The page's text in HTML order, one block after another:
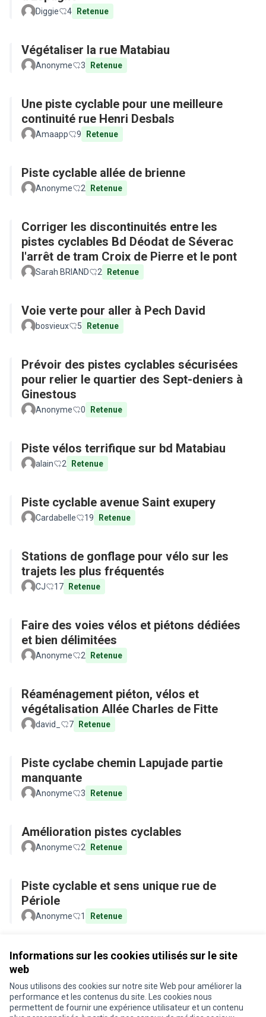
Informations sur les cookies utilisés sur le site
web
Nous utilisons des cookies sur notre site Web pour améliorer la
performance et les contenus du site. Les cookies nous
permettent de fournir une expérience utilisateur et un contenu
Diggie 4 Retenue
Végétaliser la rue Matabiau
Anonyme 3 Retenue
Une piste cyclable pour une meilleure
continuité rue Henri Desbals
Amaapp 9 Retenue
Piste cyclable allée de brienne
Anonyme 2 Retenue
Corriger les discontinuités entre les
pistes cyclables Bd Déodat de Séverac
l'arrêt de tram Croix de Pierre et le pont
Sarah BRIAND 2 Retenue
Voie verte pour aller à Pech David
bosvieux 5 Retenue
Prévoir des pistes cyclables sécurisées
pour relier le quartier des Sept-deniers à
Ginestous
Anonyme 0 Retenue
Piste vélos terrifique sur bd Matabiau
alain 2 Retenue
Piste cyclable avenue Saint exupery
Cardabelle 19 Retenue
Stations de gonflage pour vélo sur les
trajets les plus fréquentés
CJ 17 Retenue
Faire des voies vélos et piétons dédiées
et bien délimitées
Anonyme 2 Retenue
Réaménagement piéton, vélos et
végétalisation Allée Charles de Fitte
david_ 7 Retenue
Piste cyclabe chemin Lapujade partie
manquante
Anonyme 3 Retenue
Amélioration pistes cyclables
Anonyme 2 Retenue
Piste cyclable et sens unique rue de
Périole
Anonyme 1 Retenue
Conditions d'utilisation
Paramètres des cookies
Je participe ! sur X
Je participe ! sur Facebook
Je participe ! sur Instagram